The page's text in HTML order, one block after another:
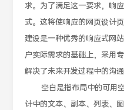
求。为了满足这一要求，响
式。这将使响应的网页设计
建设是一种优秀的响应式网
户实际需求的基础上，采用
解决了未来开发过程中的沟
空白是指布局中的可用空
计中的文本、副本、列表、